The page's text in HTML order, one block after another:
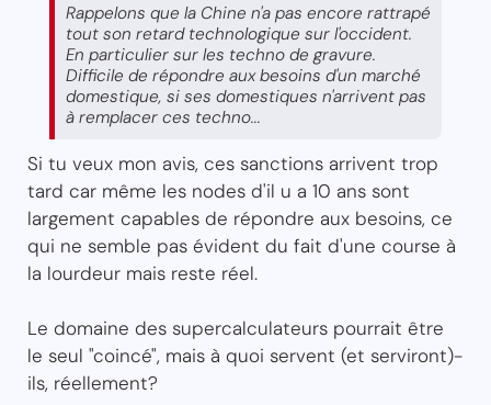
Rappelons que la Chine n'a pas encore rattrapé
tout son retard technologique sur l'occident.
En particulier sur les techno de gravure.
Difficile de répondre aux besoins d'un marché
domestique, si ses domestiques n'arrivent pas
à remplacer ces techno...
Si tu veux mon avis, ces sanctions arrivent trop
tard car même les nodes d'il u a 10 ans sont
largement capables de répondre aux besoins, ce
qui ne semble pas évident du fait d'une course à
la lourdeur mais reste réel.
Le domaine des supercalculateurs pourrait être
le seul "coincé", mais à quoi servent (et serviront)-
ils, réellement?